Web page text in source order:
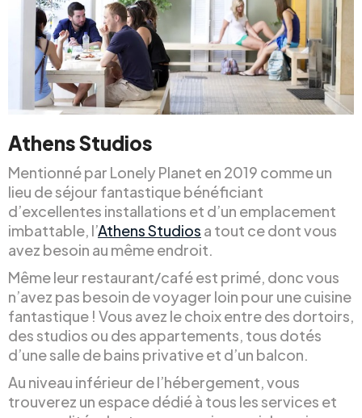
Athens Studios
Mentionné par Lonely Planet en 2019 comme un
lieu de séjour fantastique bénéficiant
d’excellentes installations et d’un emplacement
imbattable, l’Athens Studios a tout ce dont vous
avez besoin au même endroit.
Même leur restaurant/café est primé, donc vous
n’avez pas besoin de voyager loin pour une cuisine
fantastique ! Vous avez le choix entre des dortoirs,
des studios ou des appartements, tous dotés
d’une salle de bains privative et d’un balcon.
Au niveau inférieur de l’hébergement, vous
trouverez un espace dédié à tous les services et